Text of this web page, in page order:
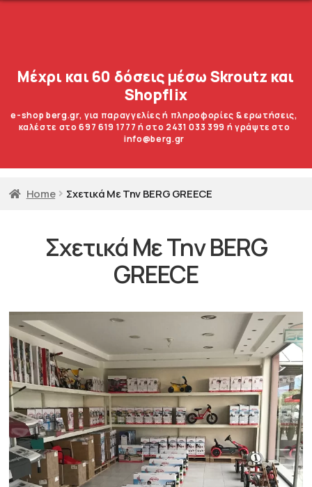
Μέχρι και 60 δόσεις μέσω Skroutz και
Shopflix
e-shop berg.gr, για παραγγελίες ή πληροφορίες & ερωτήσεις,
καλέστε στο 697 619 1777 ή στο 2431 033 399 ή γράψτε στο
info@berg.gr
Home Σχετικά Με Την BERG GREECE
Σχετικά Με Την BERG
GREECE